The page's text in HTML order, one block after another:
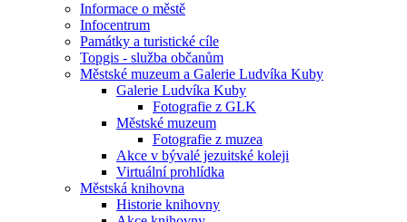
Informace o městě
Infocentrum
Památky a turistické cíle
Topgis - služba občanům
Městské muzeum a Galerie Ludvíka Kuby
Galerie Ludvíka Kuby
Fotografie z GLK
Městské muzeum
Fotografie z muzea
Akce v bývalé jezuitské koleji
Virtuální prohlídka
Městská knihovna
Historie knihovny